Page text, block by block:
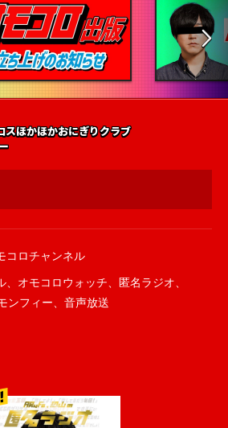
スほかほかおにぎりクラブ
コロチャンネル
オモコロウォッチ 匿名ラジオ
ンフィー
音声放送